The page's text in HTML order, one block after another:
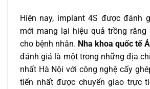
Hiện nay, implant 4S được đánh
mới mang lại hiệu quả trồng
cho bệnh nhân. Nha khoa quốc tế
đánh giá là một trong những địa
nhất Hà Nội với công nghệ cấy
tiến nhất được chuyển giao trực